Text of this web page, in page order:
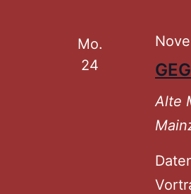
Mo.
24
Alte